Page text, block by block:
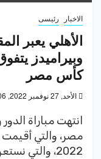
الاخبار رئيسى
الأهلي يعبر
وبيراميدز
كأس مصر
الأحد, 27 نوفمبر 2022, 8:06 م
انتهت مباراة
2022، والتي نستعرضها معكم:...